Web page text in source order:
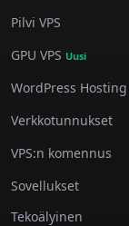
Pilvi VPS
GPU VPS Uusi
WordPress Hosting
Verkkotunnukset
VPS:n komennus
Sovellukset
Tekoälyinen